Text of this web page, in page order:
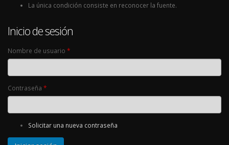
La única condición consiste en reconocer la fuente.
Inicio de sesión
Nombre de usuario *
Contraseña *
Solicitar una nueva contraseña